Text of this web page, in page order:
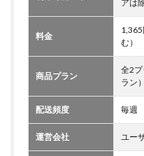
アは
料金
む）
商品プラン
全2
ラン）
配送頻度 毎週
運営会社 ユー